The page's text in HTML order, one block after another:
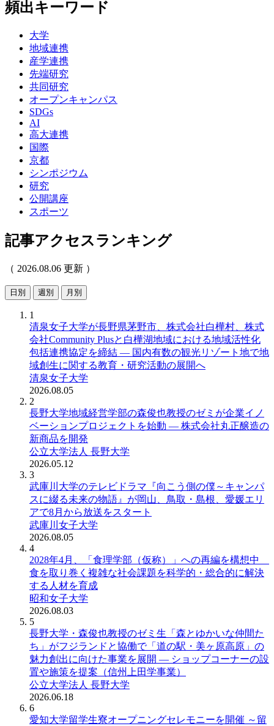
頻出キーワード
大学
地域連携
産学連携
先端研究
共同研究
オープンキャンパス
SDGs
AI
高大連携
国際
京都
シンポジウム
研究
公開講座
スポーツ
記事アクセスランキング
（ 2026.08.06 更新 ）
日別 週別 月別
1
清泉女子大学が長野県茅野市、株式会社白樺村、株式
会社Community Plusと白樺湖地域における地域活性化
包括連携協定を締結 ― 国内有数の観光リゾート地で地
域創生に関する教育・研究活動の展開へ
清泉女子大学
2026.08.05
2
長野大学地域経営学部の森俊也教授のゼミが企業イノ
ベーションプロジェクトを始動 ― 株式会社丸正醸造の
新商品を開発
公立大学法人 長野大学
2026.05.12
3
武庫川大学のテレビドラマ『向こう側の僕～キャンパ
スに綴る未来の物語』が岡山、鳥取・島根、愛媛エリ
アで8月から放送をスタート
武庫川女子大学
2026.08.05
4
2028年4月、「食理学部（仮称）」への再編を構想中
食を取り巻く複雑な社会課題を科学的・総合的に解決
する人材を育成
昭和女子大学
2026.08.03
5
長野大学・森俊也教授のゼミ生「森とゆかいな仲間た
ち」がフジランドと協働で「道の駅・美ヶ原高原」の
魅力創出に向けた事業を展開 ― ショップコーナーの設
置や施策を提案（信州上田学事業）
公立大学法人 長野大学
2026.06.18
6
愛知大学留学生寮オープニングセレモニーを開催 ～留